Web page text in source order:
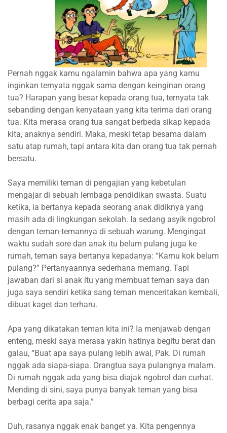
Pernah nggak kamu ngalamin bahwa apa yang kamu
inginkan ternyata nggak sama dengan keinginan orang
tua? Harapan yang besar kepada orang tua, ternyata tak
sebanding dengan kenyataan yang kita terima dari orang
tua. Kita merasa orang tua sangat berbeda sikap kepada
kita, anaknya sendiri. Maka, meski tetap besama dalam
satu atap rumah, tapi antara kita dan orang tua tak pernah
bersatu.
Saya memiliki teman di pengajian yang kebetulan
mengajar di sebuah lembaga pendidikan swasta. Suatu
ketika, ia bertanya kepada seorang anak didiknya yang
masih ada di lingkungan sekolah. Ia sedang asyik ngobrol
dengan teman-temannya di sebuah warung. Mengingat
waktu sudah sore dan anak itu belum pulang juga ke
rumah, teman saya bertanya kepadanya: “Kamu kok belum
pulang?” Pertanyaannya sederhana memang. Tapi
jawaban dari si anak itu yang membuat teman saya dan
juga saya sendiri ketika sang teman menceritakan kembali,
dibuat kaget dan terharu.
Apa yang dikatakan teman kita ini? Ia menjawab dengan
enteng, meski saya merasa yakin hatinya begitu berat dan
galau, “Buat apa saya pulang lebih awal, Pak. Di rumah
nggak ada siapa-siapa. Orangtua saya pulangnya malam.
Di rumah nggak ada yang bisa diajak ngobrol dan curhat.
Mending di sini, saya punya banyak teman yang bisa
berbagi cerita apa saja.”
Duh, rasanya nggak enak banget ya. Kita pengennya